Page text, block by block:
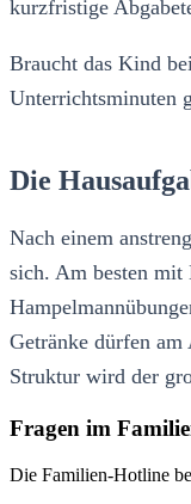
kurzfristige
Braucht das Kind
Unterrichtsminuten
Die
Nach einem
sich. Am besten mit
Getränke dürfen
Struktur wird der
Fragen im
Die Familien-Hotline